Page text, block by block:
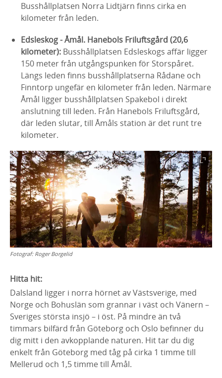
Busshållplatsen Norra Lidtjärn finns cirka en
kilometer från leden.
Edsleskog - Åmål. Hanebols Friluftsgård (20,6
kilometer): Busshållplatsen Edsleskogs affär ligger
150 meter från utgångspunken för Storspåret.
Längs leden finns busshållplatserna Rådane och
Finntorp ungefär en kilometer från leden. Närmare
Åmål ligger busshållplatsen Spakebol i direkt
anslutning till leden. Från Hanebols Friluftsgård,
där leden slutar, till Åmåls station är det runt tre
kilometer.
Fotograf: Roger Borgelid
Hitta hit:
Dalsland ligger i norra hörnet av Västsverige, med
Norge och Bohuslän som grannar i väst och Vänern –
Sveriges största insjö – i öst. På mindre än två
timmars bilfärd från Göteborg och Oslo befinner du
dig mitt i den avkopplande naturen. Hit tar du dig
enkelt från Göteborg med tåg på cirka 1 timme till
Mellerud och 1,5 timme till Åmål.